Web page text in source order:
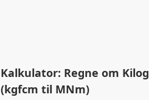
Kalkulator: Regne om
(kgfcm til MNm)